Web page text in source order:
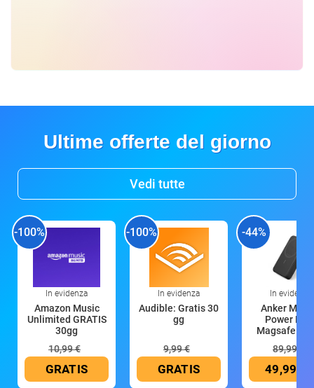
Ultime offerte del giorno
Vedi tutte
-100%
In evidenza
Amazon Music
Unlimited GRATIS
30gg
10,99 €
GRATIS
-100%
In evidenza
Audible: Gratis 30
gg
9,99 €
GRATIS
-44%
In evidenza
Anker
Power
Magsafe
89,99 €
49,99 €